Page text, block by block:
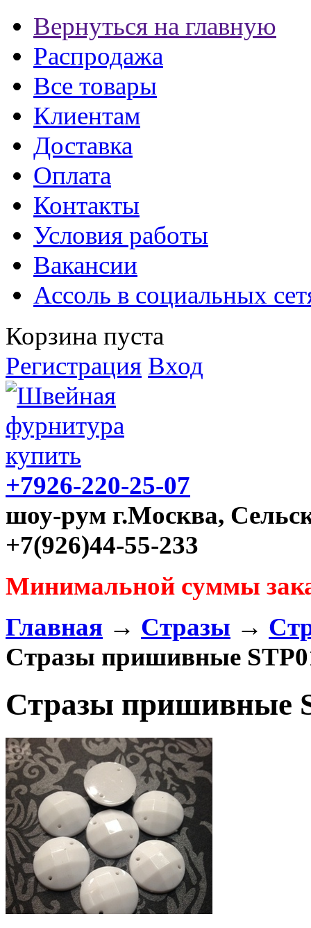
Вернуться на главную
Распродажа
Все товары
Клиентам
Доставка
Оплата
Контакты
Условия работы
Вакансии
Ассоль в социальных
Корзина пуста
Регистрация Вход
+7926-220-25-07
шоу-рум г.Москва,
+7(926)44-55-233
Минимальной суммы
Главная → Стразы →
Стразы пришивные
Стразы пришивные